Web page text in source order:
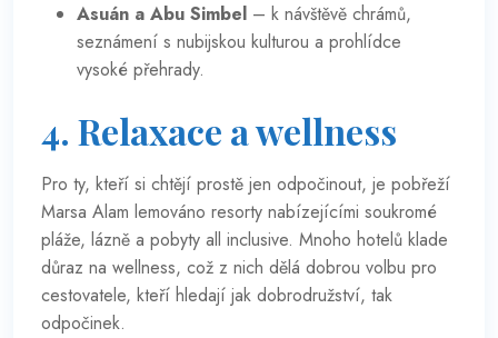
Asuán a Abu Simbel – k návštěvě chrámů,
seznámení s nubijskou kulturou a prohlídce
vysoké přehrady.
4. Relaxace a wellness
Pro ty, kteří si chtějí prostě jen odpočinout, je pobřeží
Marsa Alam lemováno resorty nabízejícími soukromé
pláže, lázně a pobyty all inclusive. Mnoho hotelů klade
důraz na wellness, což z nich dělá dobrou volbu pro
cestovatele, kteří hledají jak dobrodružství, tak
odpočinek.